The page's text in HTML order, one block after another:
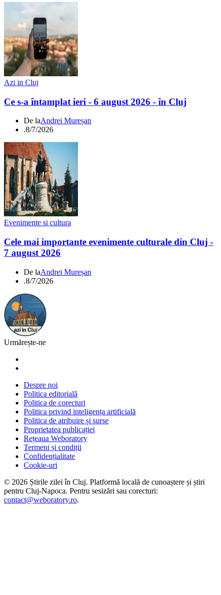
Azi in Cluj
Ce s-a întamplat ieri - 6 august 2026 - în Cluj
De laAndrei Mureșan
.8/7/2026
Evenimente si cultura
Cele mai importante evenimente culturale din Cluj -
7 august 2026
De laAndrei Mureșan
.8/7/2026
Urmărește-ne
Despre noi
Politica editorială
Politica de corecturi
Politica privind inteligența artificială
Politica de atribuire și surse
Proprietatea publicației
Rețeaua Weboratory
Termeni și condiții
Confidențialitate
Cookie-uri
© 2026 Știrile zilei în Cluj. Platformă locală de cunoaștere și știri
pentru Cluj-Napoca. Pentru sesizări sau corecturi:
contact@weboratory.ro.